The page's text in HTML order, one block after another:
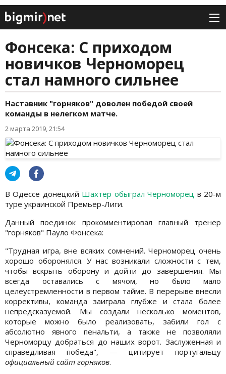
Фонсека: С приходом
новичков Черноморец
стал намного сильнее
Наставник "горняков" доволен победой своей
команды в нелегком матче.
2 марта 2019, 21:54
В Одессе донецкий Шахтер обыграл Черноморец в 20-м
туре украинской Премьер-Лиги.
Данный поединок прокомментировал главный тренер
"горняков" Пауло Фонсека:
"Трудная игра, вне всяких сомнений. Черноморец очень
хорошо оборонялся. У нас возникали сложности с тем,
чтобы вскрыть оборону и дойти до завершения. Мы
всегда оставались с мячом, но было мало
целеустремленности в первом тайме. В перерыве внесли
коррективы, команда заиграла глубже и стала более
непредсказуемой. Мы создали несколько моментов,
которые можно было реализовать, забили гол с
абсолютно явного пенальти, а также не позволяли
Черноморцу добраться до наших ворот. Заслуженная и
справедливая победа", — цитирует португальцу
официальный сайт горняков.